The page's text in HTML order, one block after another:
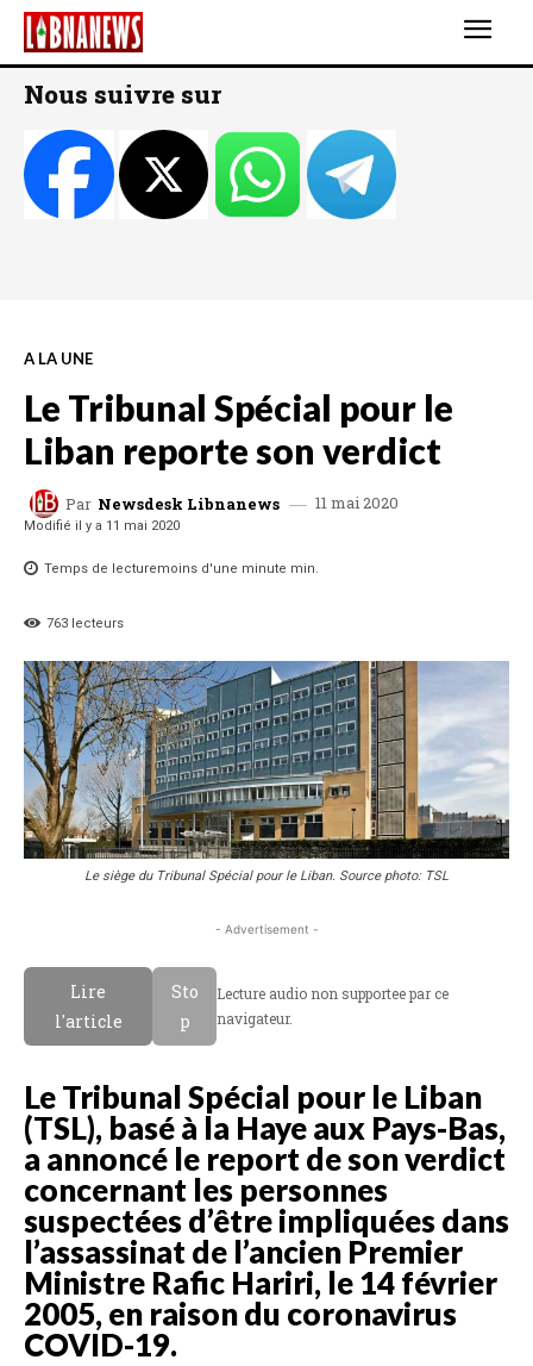
Nous suivre sur
A LA UNE
Le Tribunal Spécial pour le
Liban reporte son verdict
Par Newsdesk Libnanews 11 mai 2020
Modifié il y a 11 mai 2020
Temps de lecturemoins d'une minute min.
763 lecteurs
Le siège du Tribunal Spécial pour le Liban. Source photo: TSL
- Advertisement -
Lire
l'article
Sto
p
Lecture audio non supportee par ce
navigateur.
Le Tribunal Spécial pour le Liban
(TSL), basé à la Haye aux Pays-Bas,
a annoncé le report de son verdict
concernant les personnes
suspectées d’être impliquées dans
l’assassinat de l’ancien Premier
Ministre Rafic Hariri, le 14 février
2005, en raison du coronavirus
COVID-19.